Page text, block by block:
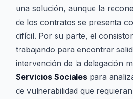
una solución, aunque la
de los contratos se presenta
difícil. Por su parte, el
trabajando para encontrar
intervención de la delegación
Servicios Sociales para
de vulnerabilidad que